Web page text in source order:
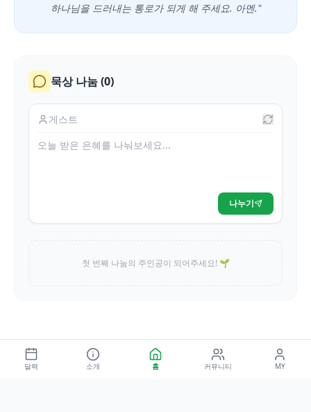
하나님을 드러내는 통로가 되게 해 주세요. 아멘."
묵상 나눔 (0)
나누기
첫 번째 나눔의 주인공이 되어주세요! 🌱
달력 소개 홈 커뮤니티 MY